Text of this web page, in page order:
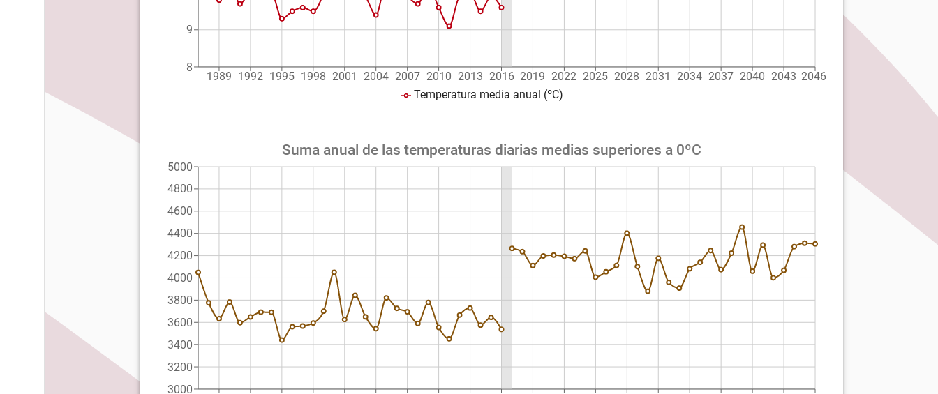
1989 1992 1995 1998 2001 2004 2007 2010 2013 2016 2019 2022 2025 2028 2031 2034 2037 2040 2043 2046
8
9
Temperatura media anual (ºC)
Suma anual de las temperaturas diarias medias superiores a 0ºC
3000
3200
3400
3600
3800
4000
4200
4400
4600
4800
5000